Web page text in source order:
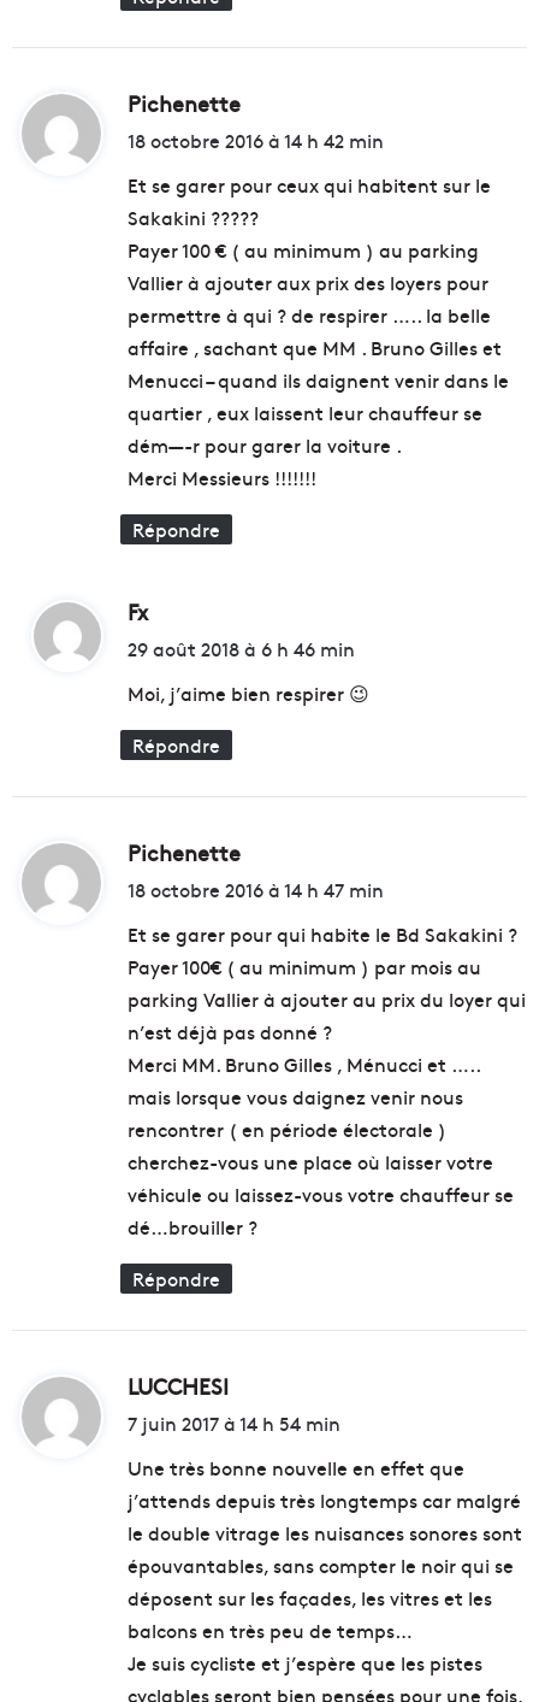
a
Pichenette
i
18 octobre 2016 à 14 h 42 min
Et se garer pour ceux qui habitent sur le
Sakakini ?????
Payer 100 € ( au minimum ) au parking
Vallier à ajouter aux prix des loyers pour
permettre à qui ? de respirer ….. la belle
affaire , sachant que MM . Bruno Gilles et
Menucci – quand ils daignent venir dans le
quartier , eux laissent leur chauffeur se
dém—-r pour garer la voiture .
Merci Messieurs !!!!!!!
Répondre
Fxd
:
29 août 2018 à 6 h 46 min
Moi, j’aime bien respirer 😉
Répondre
Pichenette
i
18 octobre 2016 à 14 h 47 min
Et se garer pour qui habite le Bd Sakakini ?
Payer 100€ ( au minimum ) par mois au
parking Vallier à ajouter au prix du loyer qui
n’est déjà pas donné ?
Merci MM. Bruno Gilles , Ménucci et …..
mais lorsque vous daignez venir nous
rencontrer ( en période électorale )
cherchez-vous une place où laisser votre
véhicule ou laissez-vous votre chauffeur se
dé…brouiller ?
Répondre
LUCCHESI
i
7 juin 2017 à 14 h 54 min
Une très bonne nouvelle en effet que
j’attends depuis très longtemps car malgré
le double vitrage les nuisances sonores sont
épouvantables, sans compter le noir qui se
déposent sur les façades, les vitres et les
balcons en très peu de temps…
Je suis cycliste et j’espère que les pistes
cyclables seront bien pensées pour une fois,